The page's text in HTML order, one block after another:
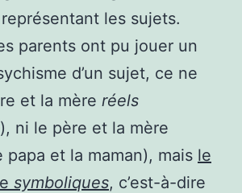
les sujets.
parents ont pu jouer un
d’un sujet, ce ne
et la mère réels
ni le père et la mère
papa et la maman), mais le
symboliques, c’est-à-dire